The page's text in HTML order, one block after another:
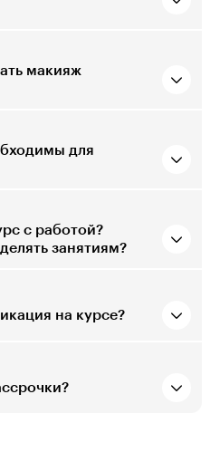
макияж
для
с работой?
занятиям?
на курсе?